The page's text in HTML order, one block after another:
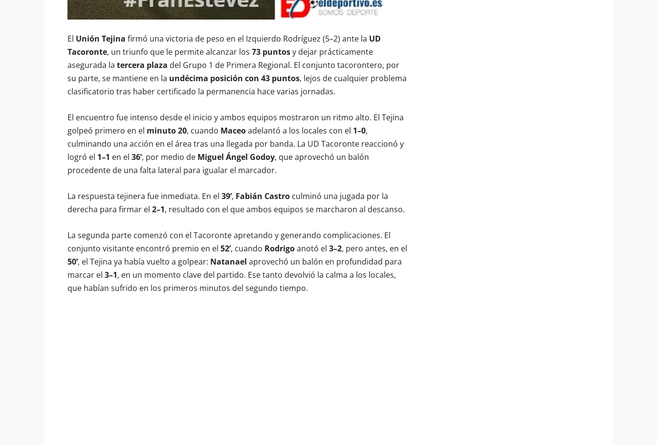
El Unión Tejina firmó una victoria de peso en el Izquierdo Rodríguez (5–2) ante la UD
Tacoronte, un triunfo que le permite alcanzar los 73 puntosy dejar prácticamente
asegurada la tercera plaza del Grupo 1 de Primera Regional. El conjunto tacorontero, por
su parte, se mantiene en la undécima posición con 43 puntos, lejos de cualquier problema
clasificatorio tras haber certificado la permanencia hace varias jornadas.
El encuentro fue intenso desde el inicio y ambos equipos mostraron un ritmo alto. El Tejina
golpeó primero en el minuto 20, cuando Maceoadelantó a los locales con el 1–0,
culminando una acción en el área tras una llegada por banda. La UD Tacoronte reaccionó y
logró el 1–1 en el 36’, por medio de Miguel Ángel Godoy, que aprovechó un balón
procedente de una falta lateral para igualar el marcador.
La respuesta tejinera fue inmediata. En el 39’, Fabián Castro culminó una jugada por la
derecha para firmar el 2–1, resultado con el que ambos equipos se marcharon al descanso.
La segunda parte comenzó con el Tacoronte apretando y generando complicaciones. El
conjunto visitante encontró premio en el 52’, cuando Rodrigoanotó el 3–2, pero antes, en el
50’, el Tejina ya había vuelto a golpear: Natanael aprovechó un balón en profundidad para
marcar el 3–1, en un momento clave del partido. Ese tanto devolvió la calma a los locales,
que habían sufrido en los primeros minutos del segundo tiempo.